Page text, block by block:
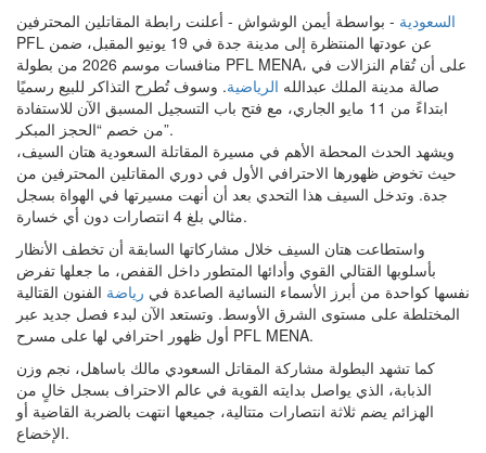
السعودية - بواسطة أيمن الوشواش - أعلنت رابطة المقاتلين المحترفين
PFL عن عودتها المنتظرة إلى مدينة جدة في 19 يونيو المقبل، ضمن
منافسات موسم 2026 من بطولة PFL MENA، على أن تُقام النزالات في
صالة مدينة الملك عبدالله الرياضية. وسوف تُطرح التذاكر للبيع رسميًا
ابتداءً من 11 مايو الجاري، مع فتح باب التسجيل المسبق الآن للاستفادة
من خصم “الحجز المبكر”.
ويشهد الحدث المحطة الأهم في مسيرة المقاتلة السعودية هتان السيف،
حيث تخوض ظهورها الاحترافي الأول في دوري المقاتلين المحترفين من
جدة. وتدخل السيف هذا التحدي بعد أن أنهت مسيرتها في الهواة بسجل
مثالي بلغ 4 انتصارات دون أي خسارة.
واستطاعت هتان السيف خلال مشاركاتها السابقة أن تخطف الأنظار
بأسلوبها القتالي القوي وأدائها المتطور داخل القفص، ما جعلها تفرض
نفسها كواحدة من أبرز الأسماء النسائية الصاعدة في رياضة الفنون القتالية
المختلطة على مستوى الشرق الأوسط. وتستعد الآن لبدء فصل جديد عبر
أول ظهور احترافي لها على مسرح PFL MENA.
كما تشهد البطولة مشاركة المقاتل السعودي مالك باساهل، نجم وزن
الذبابة، الذي يواصل بدايته القوية في عالم الاحتراف بسجل خالٍ من
الهزائم يضم ثلاثة انتصارات متتالية، جميعها انتهت بالضربة القاضية أو
الإخضاع.